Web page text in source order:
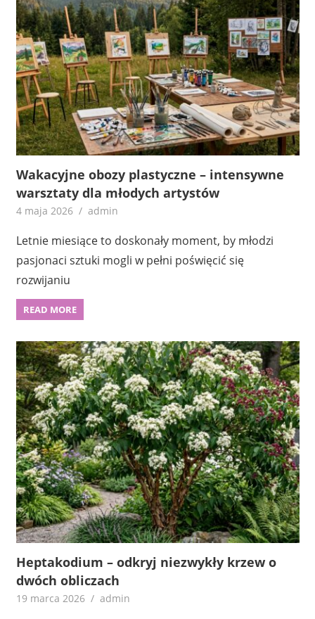
Wakacyjne obozy plastyczne – intensywne
warsztaty dla młodych artystów
4 maja 2026 admin
Letnie miesiące to doskonały moment, by młodzi
pasjonaci sztuki mogli w pełni poświęcić się
rozwijaniu
READ MORE
Heptakodium – odkryj niezwykły krzew o
dwóch obliczach
19 marca 2026 admin